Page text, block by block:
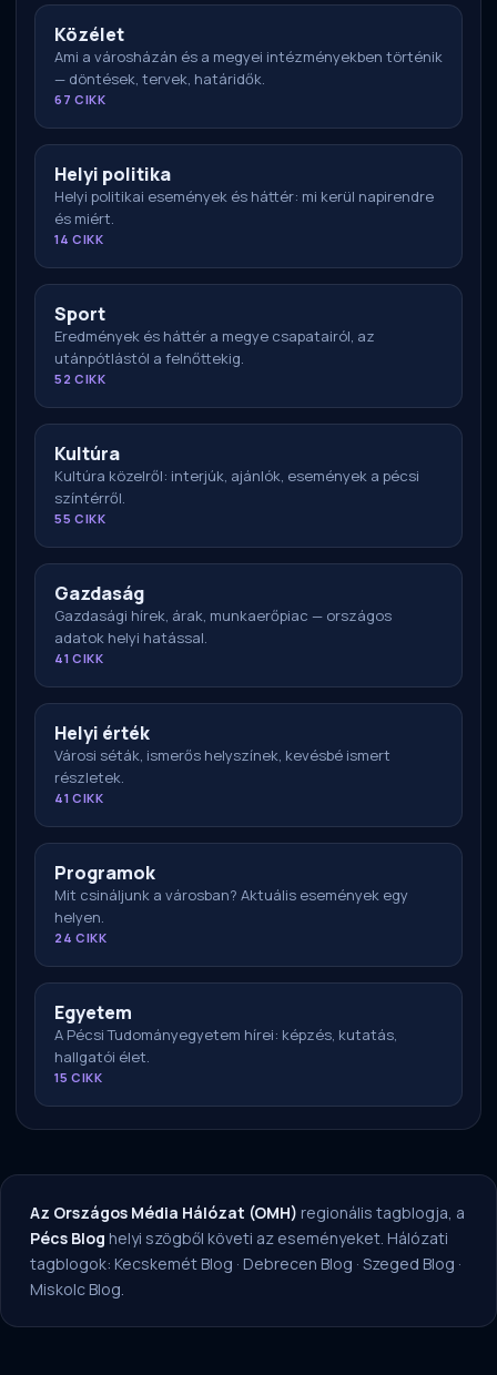
Közélet
Ami a városházán és a megyei intézményekben történik
— döntések, tervek, határidők.
67 CIKK
Helyi politika
Helyi politikai események és háttér: mi kerül napirendre
és miért.
14 CIKK
Sport
Eredmények és háttér a megye csapatairól, az
utánpótlástól a felnőttekig.
52 CIKK
Kultúra
Kultúra közelről: interjúk, ajánlók, események a pécsi
színtérről.
55 CIKK
Gazdaság
Gazdasági hírek, árak, munkaerőpiac — országos
adatok helyi hatással.
41 CIKK
Helyi érték
Városi séták, ismerős helyszínek, kevésbé ismert
részletek.
41 CIKK
Programok
Mit csináljunk a városban? Aktuális események egy
helyen.
24 CIKK
Egyetem
A Pécsi Tudományegyetem hírei: képzés, kutatás,
hallgatói élet.
15 CIKK
Az Országos Média Hálózat (OMH) regionális tagblogja, a
Pécs Blog helyi szögből követi az eseményeket. Hálózati
tagblogok: Kecskemét Blog · Debrecen Blog · Szeged Blog ·
Miskolc Blog.